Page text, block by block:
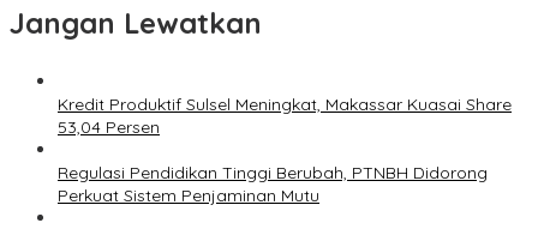
Jangan Lewatkan
Kredit Produktif Sulsel Meningkat, Makassar Kuasai Share
53,04 Persen
Regulasi Pendidikan Tinggi Berubah, PTNBH Didorong
Perkuat Sistem Penjaminan Mutu